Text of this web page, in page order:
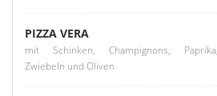
PIZZA VERA
mit Schinken, Champignons, Paprika,
Zwiebeln und Oliven